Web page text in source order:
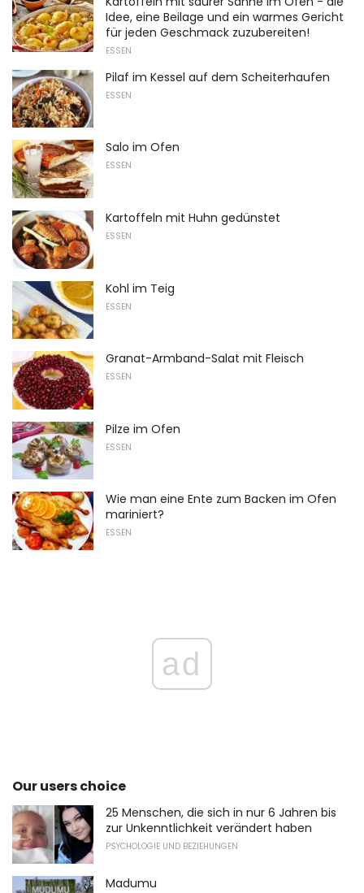
Idee, eine Beilage und ein warmes Gericht
für jeden Geschmack zuzubereiten!
ESSEN
Pilaf im Kessel auf dem Scheiterhaufen
ESSEN
Salo im Ofen
ESSEN
Kartoffeln mit Huhn gedünstet
ESSEN
Kohl im Teig
ESSEN
Granat-Armband-Salat mit Fleisch
ESSEN
Pilze im Ofen
ESSEN
Wie man eine Ente zum Backen im Ofen
mariniert?
ESSEN
ad
Our users choice
25 Menschen, die sich in nur 6 Jahren bis
zur Unkenntlichkeit verändert haben
PSYCHOLOGIE UND BEZIEHUNGEN
Madumu